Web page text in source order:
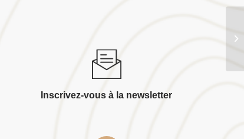
Inscrivez-vous à la newsletter